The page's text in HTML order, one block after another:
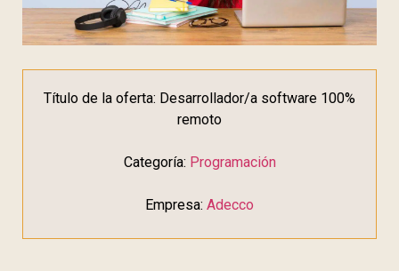
Título de la oferta: Desarrollador/a software 100%
remoto
Categoría: Programación
Empresa: Adecco